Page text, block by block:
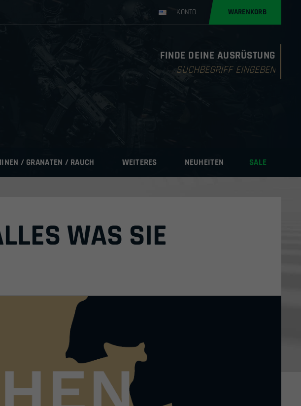
KONTO WARENKORB
FINDE DEINE AUSRÜSTUNG
Products
/ GRANATEN / RAUCH WEITERES NEUHEITEN SALE
WAS SIE